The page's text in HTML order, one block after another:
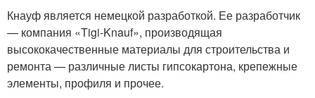
Кнауф является немецкой разработкой. Ее разработчик
— компания «Tigi-Knauf», производящая
высококачественные материалы для строительства и
ремонта — различные листы гипсокартона, крепежные
элементы, профиля и прочее.